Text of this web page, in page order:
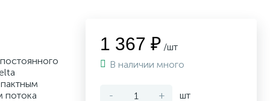
потока
1 367 ₽ /шт
В наличии много
- + шт